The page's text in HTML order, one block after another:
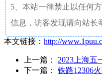
5、本站一律禁止以任何
信息，访客发现请向站长
本文链接： http://
上一篇： 2023上海五
下一篇： 铁路12306